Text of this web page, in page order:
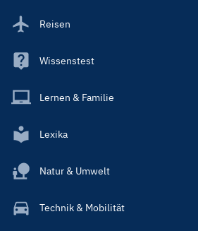
Reisen
Wissenstest
Lernen & Familie
Lexika
Natur & Umwelt
Technik & Mobilität